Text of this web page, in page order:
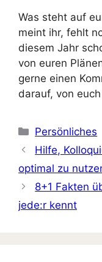
Was steht auf
meint ihr, fehlt
diesem Jahr
von euren
gerne einen
darauf, von
Kategorien
Persönliches
Hilfe,
optimal zu
8+1 Fakten
jede:r kennt